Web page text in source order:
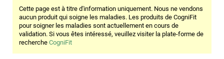
Cette page est à titre d'information uniquement. Nous ne vendons
aucun produit qui soigne les maladies. Les produits de CogniFit
pour soigner les maladies sont actuellement en cours de
validation. Si vous êtes intéressé, veuillez visiter la plate-forme de
rechercheCogniFit